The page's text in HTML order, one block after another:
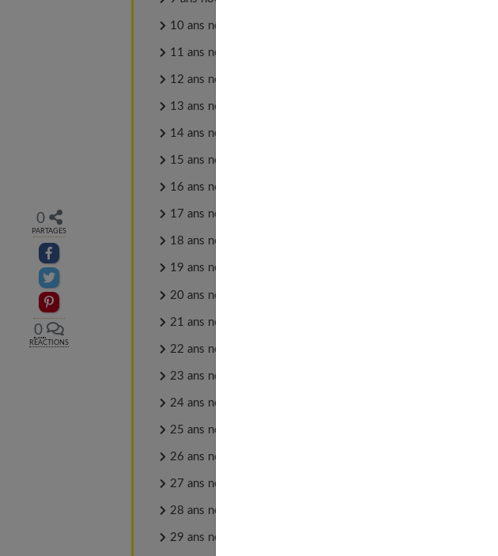
0
PARTAGES
Partager sur facebook
Partager sur Twitter
Epingler sur Pinterest
0
RÉACTIONS
10 ans noces d'étain
11 ans noces de corail
12 ans noces de froment
13 ans noces de muguet
14 ans noces de plomb
15 ans noces de porcelaine
16 ans noces de saphir
17 ans noces de roses
18 ans noces de turquoise
19 ans noces de cretonne
20 ans noces de cristal
21 ans noces d'opale
22 ans noces de bronze
23 ans noces de béryl
24 ans noces de satin
25 ans noces d'argent
26 ans noces de jade
27 ans noces d'acajou
28 ans noces de nickel
29 ans noces de velours